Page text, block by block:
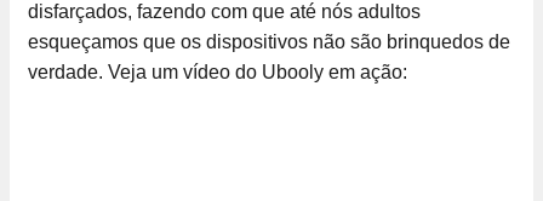
disfarçados, fazendo com que até nós adultos
esqueçamos que os dispositivos não são brinquedos de
verdade. Veja um vídeo do Ubooly em ação: